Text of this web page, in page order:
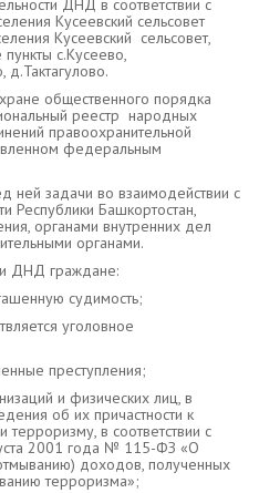
ДНД в соответствии с
Кусеевский сельсовет
Кусеевский сельсовет,
с.Кусеево,
общественного порядка
реестр народных
правоохранительной
федеральным
задачи во взаимодействии с
Республики Башкортостан,
органами внутренних дел
органами.
ДНД граждане:
судимость;
уголовное
преступления;
и физических лиц, в
об их причастности к
терроризму, в соответствии с
2001 года № 115-ФЗ «О
доходов, полученных
терроризма»;